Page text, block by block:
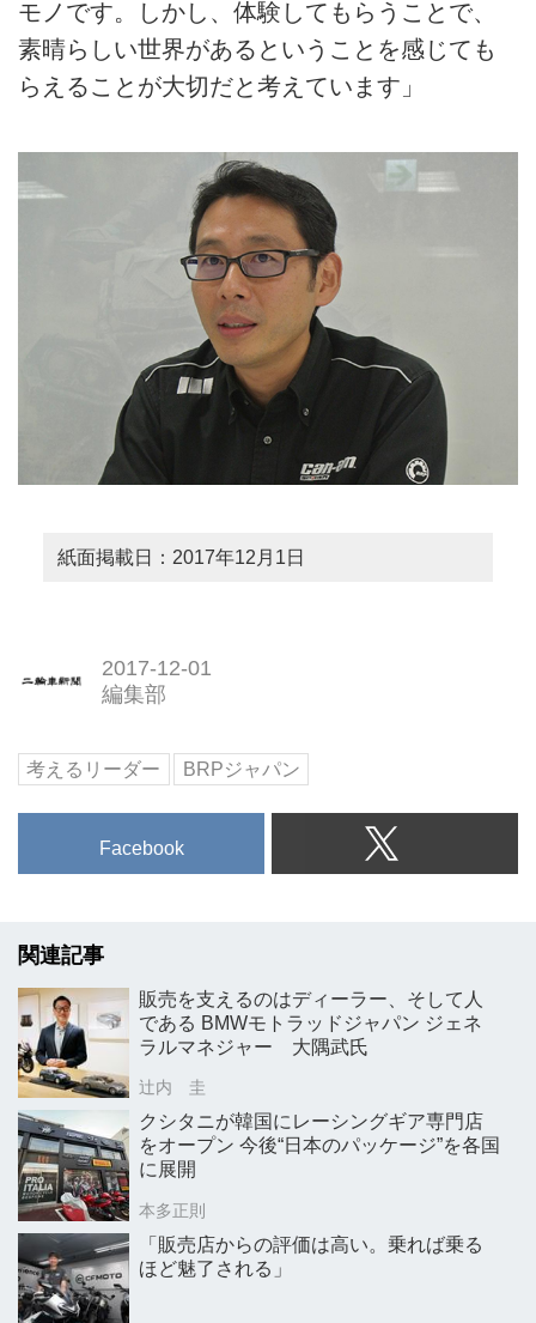
モノです。しかし、体験してもらうことで、
素晴らしい世界があるということを感じても
らえることが大切だと考えています」
紙面掲載日：2017年12月1日
2017-12-01
編集部
考えるリーダー BRPジャパン
Facebook
関連記事
販売を支えるのはディーラー、そして人
である BMWモトラッドジャパン ジェネ
ラルマネジャー 大隅武氏
辻内 圭
クシタニが韓国にレーシングギア専門店
をオープン 今後“日本のパッケージ”を各国
に展開
本多正則
「販売店からの評価は高い。乗れば乗る
ほど魅了される」